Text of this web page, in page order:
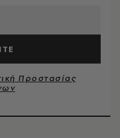
Προστασίας